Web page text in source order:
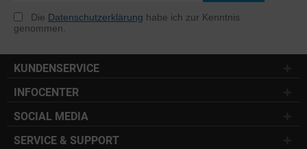
Die Datenschutzerklärung habe ich zur Kenntnis
genommen.
KUNDENSERVICE
INFOCENTER
SOCIAL MEDIA
SERVICE & SUPPORT